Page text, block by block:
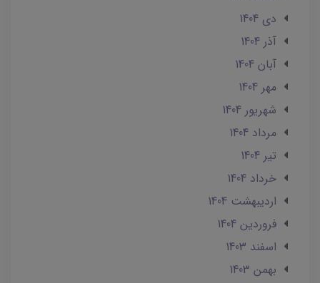
دی 1404
آذر 1404
آبان 1404
مهر 1404
شهریور 1404
مرداد 1404
تير 1404
خرداد 1404
ارديبهشت 1404
فروردین 1404
اسفند 1403
بهمن 1403